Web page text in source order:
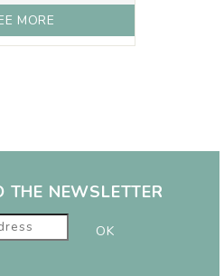
MORE
THE NEWSLETTER